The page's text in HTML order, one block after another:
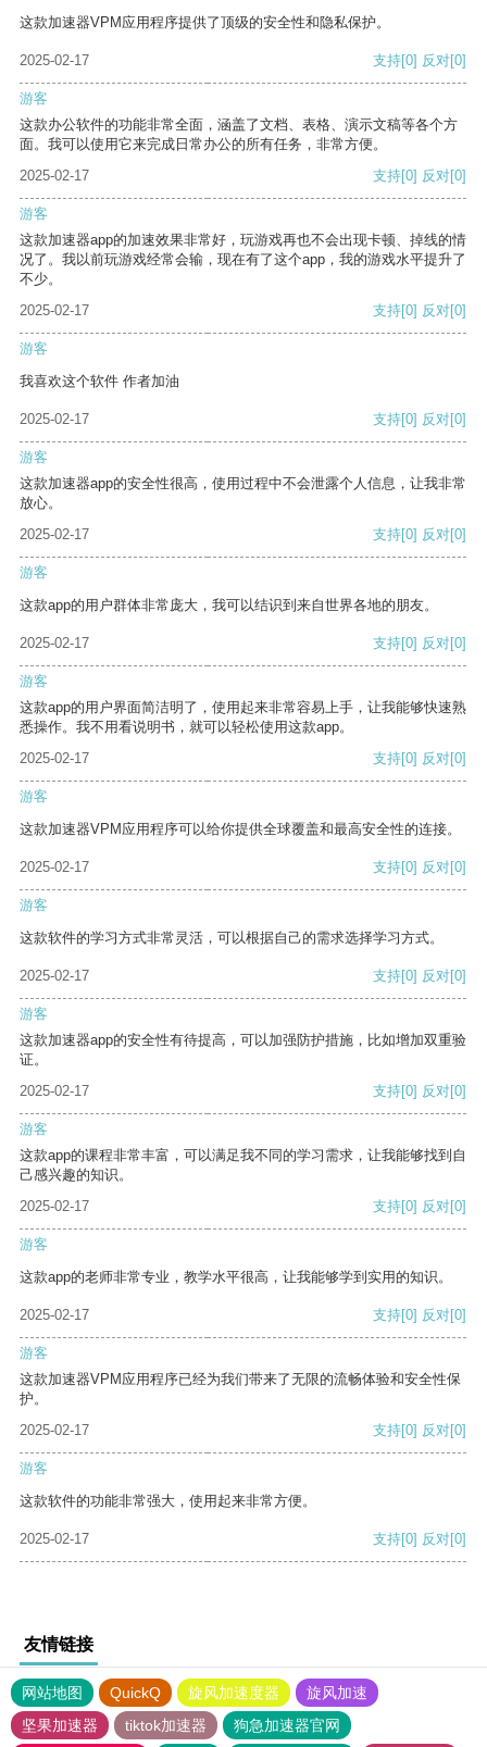
这款加速器VPM应用程序提供了顶级的安全性和隐私保护。
2025-02-17 支持[0] 反对[0]
游客
这款办公软件的功能非常全面，涵盖了文档、表格、演示文稿等各个方
面。我可以使用它来完成日常办公的所有任务，非常方便。
2025-02-17
支持[0] 反对[0]
游客
这款加速器app的加速效果非常好，玩游戏再也不会出现卡顿、掉线的情
况了。我以前玩游戏经常会输，现在有了这个app，我的游戏水平提升了
不少。
2025-02-17
支持[0] 反对[0]
游客
我喜欢这个软件 作者加油
2025-02-17 支持[0] 反对[0]
游客
这款加速器app的安全性很高，使用过程中不会泄露个人信息，让我非常
放心。
2025-02-17
支持[0] 反对[0]
游客
这款app的用户群体非常庞大，我可以结识到来自世界各地的朋友。
2025-02-17 支持[0] 反对[0]
游客
这款app的用户界面简洁明了，使用起来非常容易上手，让我能够快速熟
悉操作。我不用看说明书，就可以轻松使用这款app。
2025-02-17
支持[0] 反对[0]
游客
这款加速器VPM应用程序可以给你提供全球覆盖和最高安全性的连接。
2025-02-17 支持[0] 反对[0]
游客
这款软件的学习方式非常灵活，可以根据自己的需求选择学习方式。
2025-02-17 支持[0] 反对[0]
游客
这款加速器app的安全性有待提高，可以加强防护措施，比如增加双重验
证。
2025-02-17
支持[0] 反对[0]
游客
这款app的课程非常丰富，可以满足我不同的学习需求，让我能够找到自
己感兴趣的知识。
2025-02-17
支持[0] 反对[0]
游客
这款app的老师非常专业，教学水平很高，让我能够学到实用的知识。
2025-02-17 支持[0] 反对[0]
游客
这款加速器VPM应用程序已经为我们带来了无限的流畅体验和安全性保
护。
2025-02-17
支持[0] 反对[0]
游客
这款软件的功能非常强大，使用起来非常方便。
2025-02-17 支持[0] 反对[0]
友情链接
网站地图 QuickQ 旋风加速度器
旋风加速
坚果加速器
tiktok加速器 狗急加速器官网